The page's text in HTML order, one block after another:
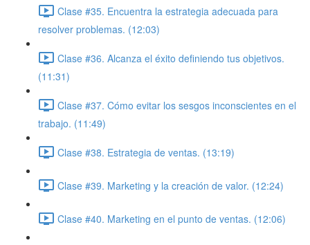
Clase #35. Encuentra la estrategia adecuada para
resolver problemas. (12:03)
Clase #36. Alcanza el éxito definiendo tus objetivos.
(11:31)
Clase #37. Cómo evitar los sesgos inconscientes en el
trabajo. (11:49)
Clase #38. Estrategia de ventas. (13:19)
Clase #39. Marketing y la creación de valor. (12:24)
Clase #40. Marketing en el punto de ventas. (12:06)